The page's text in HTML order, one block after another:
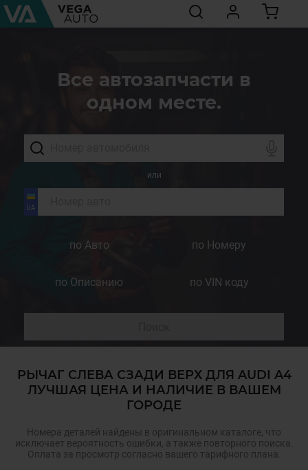
Все автозапчасти в
одном месте.
или
по Авто по Номеру
по Описанию по VIN коду
РЫЧАГ СЛЕВА СЗАДИ ВЕРХ ДЛЯ AUDI A4
ЛУЧШАЯ ЦЕНА И НАЛИЧИЕ В ВАШЕМ
ГОРОДЕ
Номера деталей найдены в оригинальном каталоге, что
исключает вероятность ошибки, а также повторного поиска.
Оплата за просмотр согласно вашего тарифного плана.